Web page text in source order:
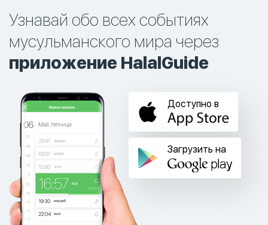
Узнавай обо всех событиях
мусульманского мира через
приложение HalalGuide
Доступно в
Загрузить на